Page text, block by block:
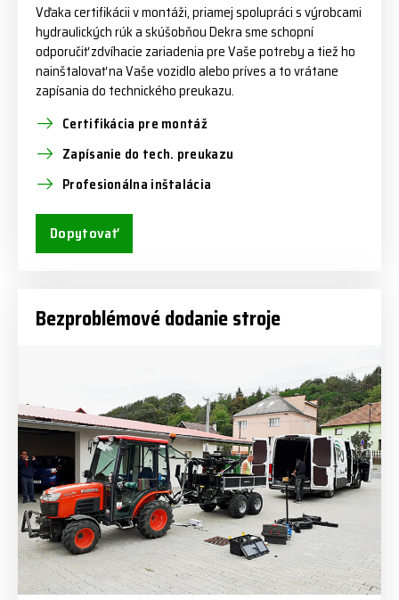
Vďaka certifikácii v montáži, priamej spolupráci s výrobcami
hydraulických rúk a skúšobňou Dekra sme schopní
odporučiť zdvíhacie zariadenia pre Vaše potreby a tiež ho
nainštalovať na Vaše vozidlo alebo príves a to vrátane
zapísania do technického preukazu.
Certifikácia pre montáž
Zapísanie do tech. preukazu
Profesionálna inštalácia
Dopytovať
Bezproblémové dodanie stroje